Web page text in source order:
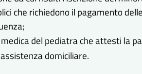
che richiedono il pagamento
del pediatra che attesti la
domiciliare.